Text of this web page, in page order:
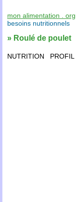
mon alimentation . org
besoins nutritionnels
» Roulé de poulet
NUTRITION PROFIL